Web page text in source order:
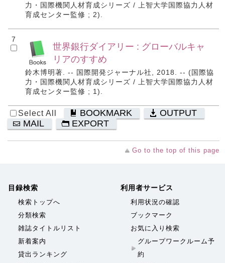
力・国際機関人材育成シリーズ / 上智大学国際協力人材
育成センター監修 ; 2).
7
世界銀行ダイアリー : グローバルキャ
リアのすすめ
鈴木博明著. -- 国際開発ジャーナル社, 2018. -- (国際協
力・国際機関人材育成シリーズ / 上智大学国際協力人材
育成センター監修 ; 1).
Select All BOOKMARK
OUTPUT
MAIL
EXPORT
Go to the top of this page
目録検索
検索トップへ
分類検索
雑誌タイトルリスト
新着案内
貸出ランキング
利用者サービス
利用状況の確認
ブックマーク
お気に入り検索
グループワークルーム予
約